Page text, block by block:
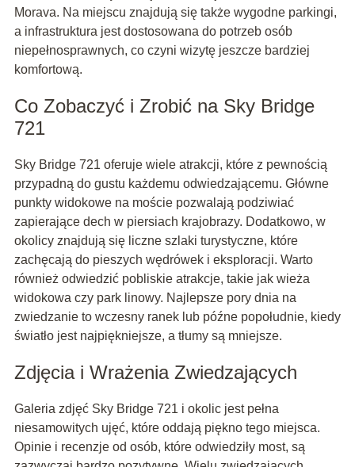
Morava. Na miejscu znajdują się także wygodne parkingi,
a infrastruktura jest dostosowana do potrzeb osób
niepełnosprawnych, co czyni wizytę jeszcze bardziej
komfortową.
Co Zobaczyć i Zrobić na Sky Bridge
721
Sky Bridge 721 oferuje wiele atrakcji, które z pewnością
przypadną do gustu każdemu odwiedzającemu. Główne
punkty widokowe na moście pozwalają podziwiać
zapierające dech w piersiach krajobrazy. Dodatkowo, w
okolicy znajdują się liczne szlaki turystyczne, które
zachęcają do pieszych wędrówek i eksploracji. Warto
również odwiedzić pobliskie atrakcje, takie jak wieża
widokowa czy park linowy. Najlepsze pory dnia na
zwiedzanie to wczesny ranek lub późne popołudnie, kiedy
światło jest najpiękniejsze, a tłumy są mniejsze.
Zdjęcia i Wrażenia Zwiedzających
Galeria zdjęć Sky Bridge 721 i okolic jest pełna
niesamowitych ujęć, które oddają piękno tego miejsca.
Opinie i recenzje od osób, które odwiedziły most, są